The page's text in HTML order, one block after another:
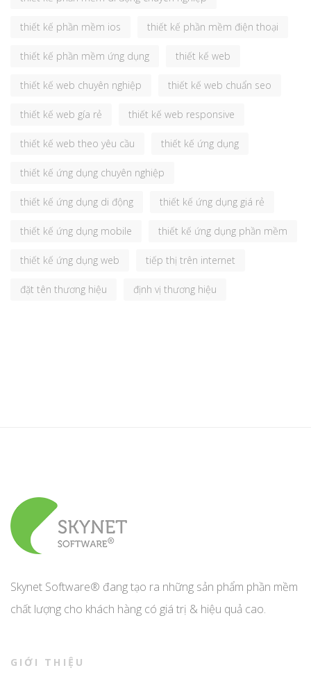
thiết kế phần mềm ios thiết kế phần mềm điện thoại
thiết kế phần mềm ứng dụng thiết kế web
thiết kế web chuyên nghiệp thiết kế web chuẩn seo
thiết kế web gía rẻ thiết kế web responsive
thiết kế web theo yêu cầu thiết kế ứng dụng
thiết kế ứng dụng chuyên nghiệp
thiết kế ứng dụng di động thiết kế ứng dụng giá rẻ
thiết kế ứng dụng mobile thiết kế ứng dụng phần mềm
thiết kế ứng dụng web tiếp thị trên internet
đặt tên thương hiệu định vị thương hiệu
Skynet Software® đang tạo ra những sản phẩm phần mềm
chất lượng cho khách hàng có giá trị & hiệu quả cao.
GIỚI THIỆU